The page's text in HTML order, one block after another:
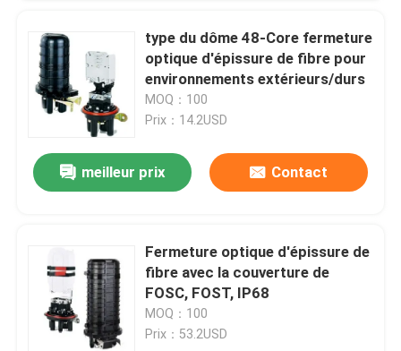
type du dôme 48-Core fermeture
optique d'épissure de fibre pour
environnements extérieurs/durs
MOQ：100
Prix：14.2USD
meilleur prix Contact
Fermeture optique d'épissure de
fibre avec la couverture de
FOSC, FOST, IP68
MOQ：100
Prix：53.2USD